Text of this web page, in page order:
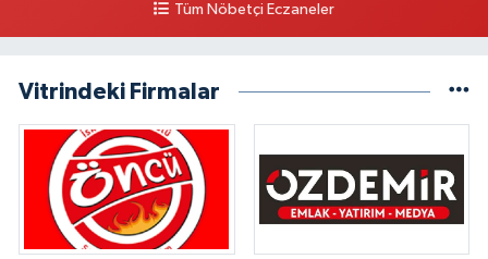
Tüm Nöbetçi Eczaneler
Vitrindeki Firmalar